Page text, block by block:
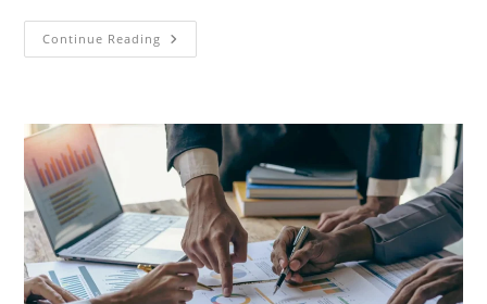
Continue Reading